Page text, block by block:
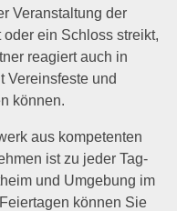
Veranstaltung der
ein Schloss streikt,
reagiert auch in
Vereinsfeste und
können.
aus kompetenten
ist zu jeder Tag-
und Umgebung im
können Sie